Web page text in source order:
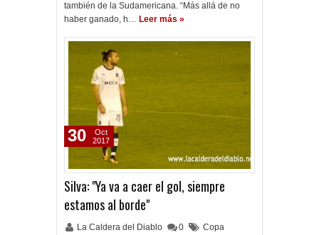
también de la Sudamericana. “Más allá de no
haber ganado, h… Leer más »
Silva: "Ya va a caer el gol, siempre
estamos al borde"
La Caldera del Diablo 0
Copa
30
Oct
2017